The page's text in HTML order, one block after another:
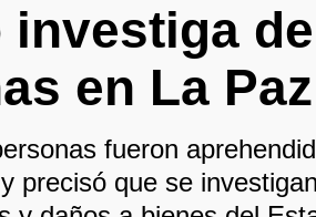
en La Paz
fueron
precisó que se